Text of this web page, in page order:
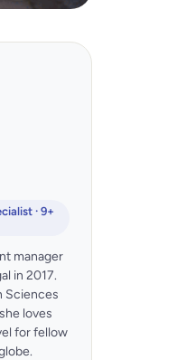
· 9+
manager
in 2017.
Sciences
loves
for fellow